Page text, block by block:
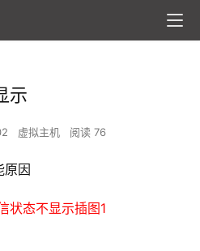
示
虚拟主机 阅读 76
原因